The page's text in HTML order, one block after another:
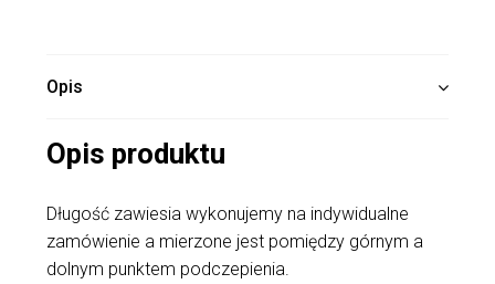
Opis
Opis produktu
Długość zawiesia wykonujemy na indywidualne
zamówienie a mierzone jest pomiędzy górnym a
dolnym punktem podczepienia.